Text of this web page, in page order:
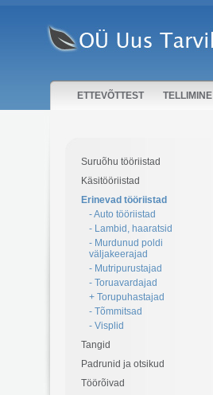
ETTEVÕTTEST TELLIMINE
Suruõhu tööriistad
Käsitööriistad
Erinevad tööriistad
- Auto tööriistad
- Lambid, haaratsid
- Murdunud poldi
väljakeerajad
- Mutripurustajad
- Toruavardajad
+ Torupuhastajad
- Tõmmitsad
- Visplid
Tangid
Padrunid ja otsikud
Töörõivad